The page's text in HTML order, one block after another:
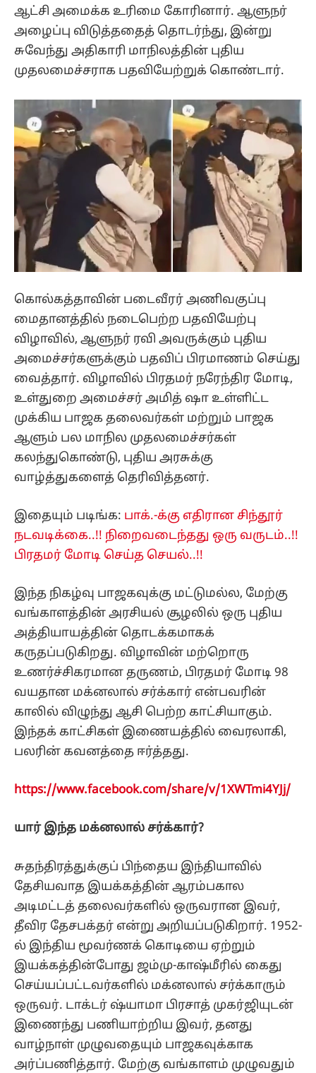
ஆட்சி அமைக்க உரிமை கோரினார். ஆளுநர்
அழைப்பு விடுத்ததைத் தொடர்ந்து, இன்று
சுவேந்து அதிகாரி மாநிலத்தின் புதிய
முதலமைச்சராக பதவியேற்றுக் கொண்டார்.
கொல்கத்தாவின் படைவீரர் அணிவகுப்பு
மைதானத்தில் நடைபெற்ற பதவியேற்பு
விழாவில், ஆளுநர் ரவி அவருக்கும் புதிய
அமைச்சர்களுக்கும் பதவிப் பிரமாணம் செய்து
வைத்தார். விழாவில் பிரதமர் நரேந்திர மோடி,
உள்துறை அமைச்சர் அமித் ஷா உள்ளிட்ட
முக்கிய பாஜக தலைவர்கள் மற்றும் பாஜக
ஆளும் பல மாநில முதலமைச்சர்கள்
கலந்துகொண்டு, புதிய அரசுக்கு
வாழ்த்துகளைத் தெரிவித்தனர்.
இதையும் படிங்க: பாக்.-க்கு எதிரான சிந்தூர்
நடவடிக்கை..!! நிறைவடைந்தது ஒரு வருடம்..!!
பிரதமர் மோடி செய்த செயல்..!!
இந்த நிகழ்வு பாஜகவுக்கு மட்டுமல்ல, மேற்கு
வங்காளத்தின் அரசியல் சூழலில் ஒரு புதிய
அத்தியாயத்தின் தொடக்கமாகக்
கருதப்படுகிறது. விழாவின் மற்றொரு
உணர்ச்சிகரமான தருணம், பிரதமர் மோடி 98
வயதான மக்னலால் சர்க்கார் என்பவரின்
காலில் விழுந்து ஆசி பெற்ற காட்சியாகும்.
இந்தக் காட்சிகள் இணையத்தில் வைரலாகி,
பலரின் கவனத்தை ஈர்த்தது.
https://www.facebook.com/share/v/1XWTmi4YJj/
யார் இந்த மக்னலால் சர்க்கார்?
சுதந்திரத்துக்குப் பிந்தைய இந்தியாவில்
தேசியவாத இயக்கத்தின் ஆரம்பகால
அடிமட்டத் தலைவர்களில் ஒருவரான இவர்,
தீவிர தேசபக்தர் என்று அறியப்படுகிறார். 1952-
ல் இந்திய மூவர்ணக் கொடியை ஏற்றும்
இயக்கத்தின்போது ஜம்மு-காஷ்மீரில் கைது
செய்யப்பட்டவர்களில் மக்னலால் சர்க்காரும்
ஒருவர். டாக்டர் ஷ்யாமா பிரசாத் முகர்ஜியுடன்
இணைந்து பணியாற்றிய இவர், தனது
வாழ்நாள் முழுவதையும் பாஜகவுக்காக
அர்ப்பணித்தார். மேற்கு வங்காளம் முழுவதும்